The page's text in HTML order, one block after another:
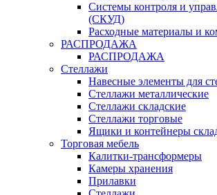
Системы контроля и
(СКУД)
Расходные материалы и
РАСПРОДАЖА
РАСПРОДАЖА
Стеллажи
Навесные элементы для
Стеллажи металлические
Стеллажи складские
Стеллажи торговые
Ящики и контейнеры
Торговая мебель
Калитки-трансформеры
Камеры хранения
Прилавки